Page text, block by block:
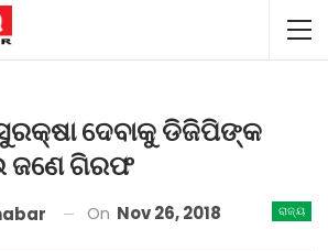
ଦେବାକୁ ଡିଜିପିଙ୍କ
ଜଣେ ଗିରଫ
ରାଜ୍ୟ
On Nov 26, 2018